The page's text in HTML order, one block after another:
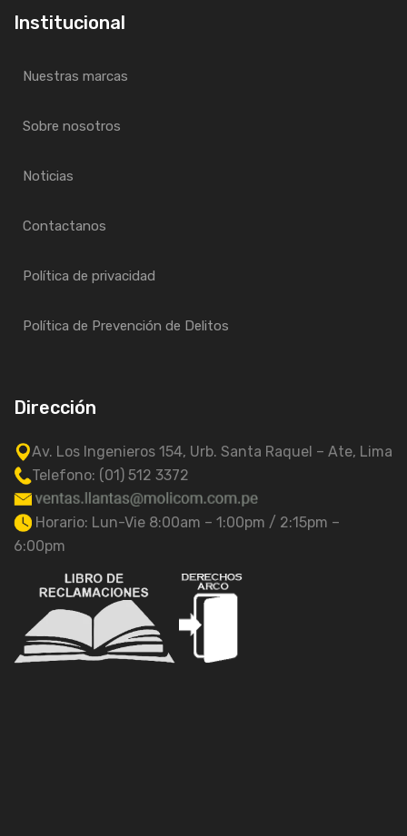
Institucional
Nuestras marcas
Sobre nosotros
Noticias
Contactanos
Política de privacidad
Política de Prevención de Delitos
Dirección
Av. Los Ingenieros 154, Urb. Santa Raquel – Ate, Lima
Telefono: (01) 512 3372
Horario: Lun-Vie 8:00am – 1:00pm / 2:15pm –
6:00pm